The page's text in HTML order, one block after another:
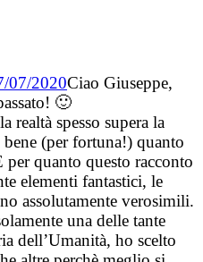
07/2020Ciao Giuseppe,
🙂
realtà spesso supera la
(per fortuna!) quanto
per quanto questo racconto
elementi fantastici, le
assolutamente verosimili.
una delle tante
dell’Umanità, ho scelto